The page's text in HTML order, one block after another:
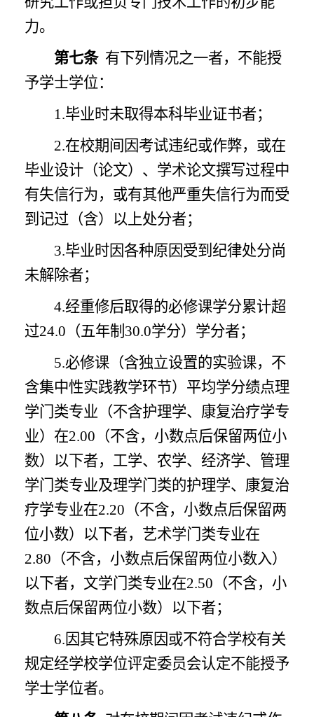
力。
第七条 有下列情况之一者，不能授
予学士学位：
1.毕业时未取得本科毕业证书者；
2.在校期间因考试违纪或作弊，或在
毕业设计（论文）、学术论文撰写过程中
有失信行为，或有其他严重失信行为而受
到记过（含）以上处分者；
3.毕业时因各种原因受到纪律处分尚
未解除者；
4.经重修后取得的必修课学分累计超
过24.0（五年制30.0学分）学分者；
5.必修课（含独立设置的实验课，不
含集中性实践教学环节）平均学分绩点理
学门类专业（不含护理学、康复治疗学专
业）在2.00（不含，小数点后保留两位小
数）以下者，工学、农学、经济学、管理
学门类专业及理学门类的护理学、康复治
疗学专业在2.20（不含，小数点后保留两
位小数）以下者，艺术学门类专业在
2.80（不含，小数点后保留两位小数入）
以下者，文学门类专业在2.50（不含，小
数点后保留两位小数）以下者；
6.因其它特殊原因或不符合学校有关
规定经学校学位评定委员会认定不能授予
学士学位者。